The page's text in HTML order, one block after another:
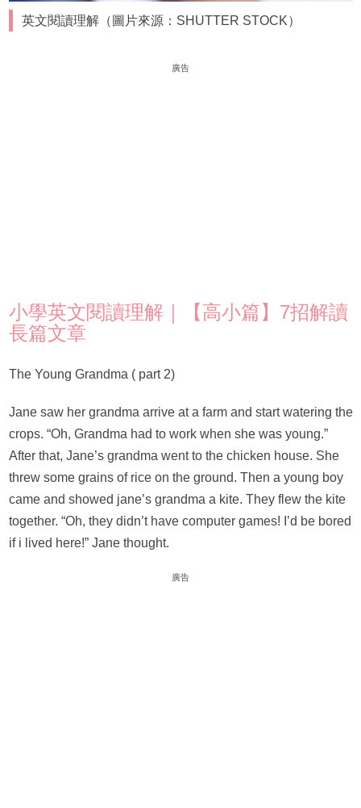
英文閱讀理解（圖片來源：SHUTTER STOCK）
廣告
小學英文閱讀理解｜【高小篇】7招解讀
長篇文章
The Young Grandma ( part 2)
Jane saw her grandma arrive at a farm and start watering the
crops. “Oh, Grandma had to work when she was young.”
After that, Jane’s grandma went to the chicken house. She
threw some grains of rice on the ground. Then a young boy
came and showed jane’s grandma a kite. They flew the kite
together. “Oh, they didn’t have computer games! I’d be bored
if i lived here!” Jane thought.
廣告